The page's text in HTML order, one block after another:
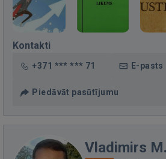
Kontakti
+371 *** *** 71 E-pasts
Piedāvāt pasūtījumu
Vladimirs M.